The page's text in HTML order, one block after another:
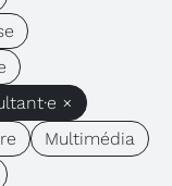
×
Multimédia